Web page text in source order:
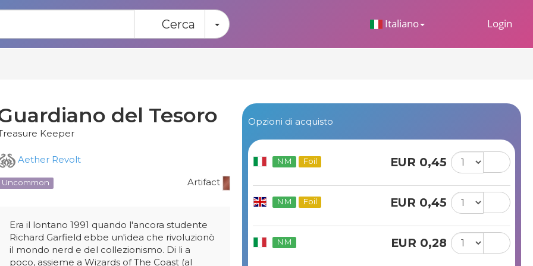
Italiano Login
Cerca Toggle Dropdown
del Tesoro
Keeper
Aether Revolt
Uncommon Artifact
Era il lontano 1991 quando l'ancora studente
Richard Garfield ebbe un'idea che rivoluzionò
il mondo nerd e del collezionismo. Di li a
poco, assieme a Wizards of The Coast (al
Opzioni di acquisto
NM Foil EUR 0,45
NM Foil EUR 0,45
NM EUR 0,28